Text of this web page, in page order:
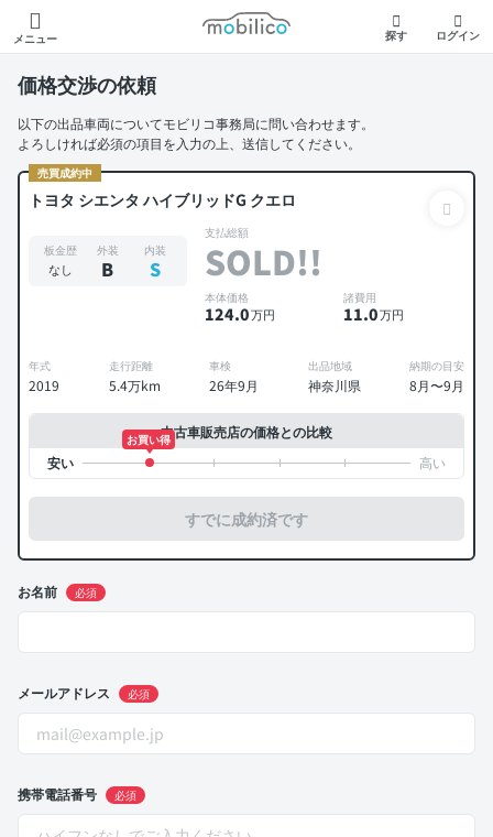
メニュー
モビリコ
探す ログイン
価格交渉の依頼
以下の出品車両についてモビリコ事務局に問い合わせます。
よろしければ必須の項目を入力の上、送信してください。
売買成約中
トヨタ シエンタ ハイブリッドG クエロ
板金歴
なし
外装
B
内装
S
支払総額
SOLD!!
本体価格
124.0万円
諸費用
11.0万円
年式
2019
走行距離
5.4万km
車検
26年9月
出品地域
神奈川県
納期の目安
8月〜9月
中古車販売店の価格との比較
お買い得
すでに成約済です
お名前 必須
メールアドレス 必須
携帯電話番号 必須